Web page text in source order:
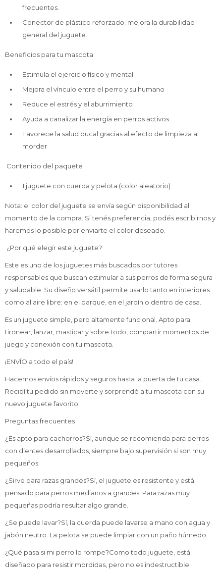
frecuentes.
Conector de plástico reforzado: mejora la durabilidad
general del juguete.
Beneficios para tu mascota
Estimula el ejercicio físico y mental
Mejora el vínculo entre el perro y su humano
Reduce el estrés y el aburrimiento
Ayuda a canalizar la energía en perros activos
Favorece la salud bucal gracias al efecto de limpieza al
morder
Contenido del paquete
1 juguete con cuerda y pelota (color aleatorio)
Nota: el color del juguete se envía según disponibilidad al
momento de la compra. Si tenés preferencia, podés escribirnos y
haremos lo posible por enviarte el color deseado.
¿Por qué elegir este juguete?
Este es uno de los juguetes más buscados por tutores
responsables que buscan estimular a sus perros de forma segura
y saludable. Su diseño versátil permite usarlo tanto en interiores
como al aire libre: en el parque, en el jardín o dentro de casa.
Es un juguete simple, pero altamente funcional. Apto para
tironear, lanzar, masticar y sobre todo, compartir momentos de
juego y conexión con tu mascota.
¡ENVÍO a todo el país!
Hacemos envíos rápidos y seguros hasta la puerta de tu casa.
Recibí tu pedido sin moverte y sorprendé a tu mascota con su
nuevo juguete favorito.
Preguntas frecuentes
¿Es apto para cachorros?Sí, aunque se recomienda para perros
con dientes desarrollados, siempre bajo supervisión si son muy
pequeños.
¿Sirve para razas grandes?Sí, el juguete es resistente y está
pensado para perros medianos a grandes. Para razas muy
pequeñas podría resultar algo grande.
¿Se puede lavar?Sí, la cuerda puede lavarse a mano con agua y
jabón neutro. La pelota se puede limpiar con un paño húmedo.
¿Qué pasa si mi perro lo rompe?Como todo juguete, está
diseñado para resistir mordidas, pero no es indestructible.